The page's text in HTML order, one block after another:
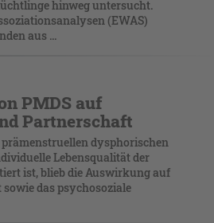
hinweg untersucht.
(EWAS)
aus ...
PMDS auf
Partnerschaft
dysphorischen
Lebensqualität der
ist, blieb die Auswirkung auf
das psychosoziale